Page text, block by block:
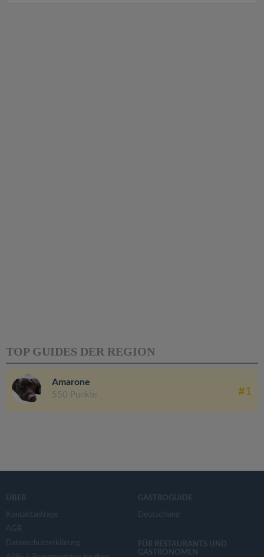
TOP GUIDES DER REGION
Amarone
550 Punkte #1
ÜBER
Kontaktanfrage
AGB
Datenschutzerklärung
GASTROGUIDE
Deutschland
FÜR RESTAURANTS UND
GASTRONOMEN